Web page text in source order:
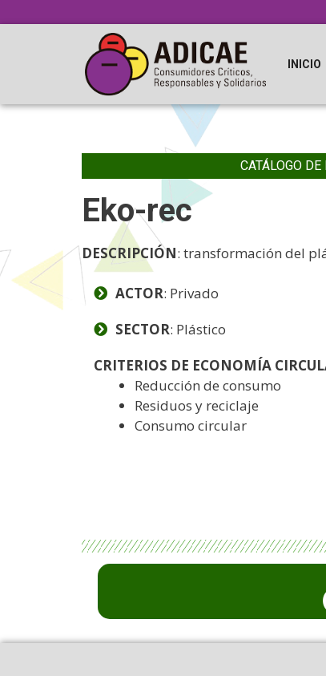
INICIO
CATÁLOGO
Eko-rec
DESCRIPCIÓN: transformación del
ACTOR: Privado
SECTOR: Plástico
CRITERIOS DE ECONOMÍA
Reducción de consumo
Residuos y reciclaje
Consumo circular